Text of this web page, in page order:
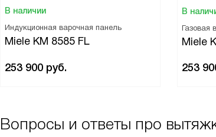
В наличии
Индукционная варочная панель
Miele KM 8585 FL
253 900 руб.
В
Газовая
Miele
253
Вопросы и ответы про